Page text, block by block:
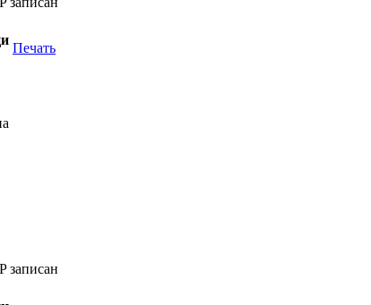
Печать
записан